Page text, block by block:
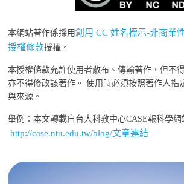
本網站著作係採用創用 CC 姓名標示-非商業
授權條款授權。
本授權條款允許使用者散布、傳輸著作，但不
亦不得修改該著作。 使用時必須按照著作人指
與來源。
舉例：本文轉載自台大科教中心CASE報科學網
http://case.ntu.edu.tw/blog/文章連結